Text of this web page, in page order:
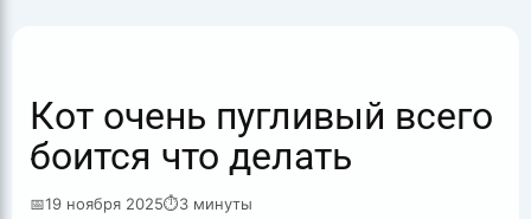
Кот очень пугливый всего
боится что делать
📅19 ноября 2025⏱3 минуты